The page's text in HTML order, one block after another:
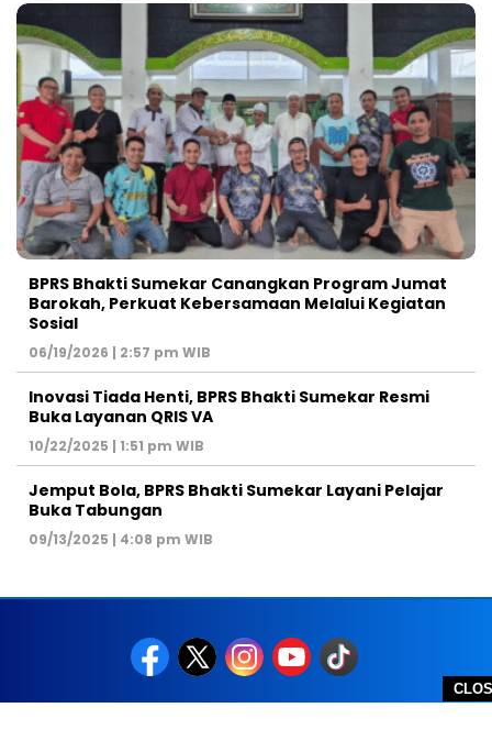
BPRS Bhakti Sumekar Canangkan Program Jumat
Barokah, Perkuat Kebersamaan Melalui Kegiatan
Sosial
06/19/2026 | 2:57 pm WIB
Inovasi Tiada Henti, BPRS Bhakti Sumekar Resmi
Buka Layanan QRIS VA
10/22/2025 | 1:51 pm WIB
Jemput Bola, BPRS Bhakti Sumekar Layani Pelajar
Buka Tabungan
09/13/2025 | 4:08 pm WIB